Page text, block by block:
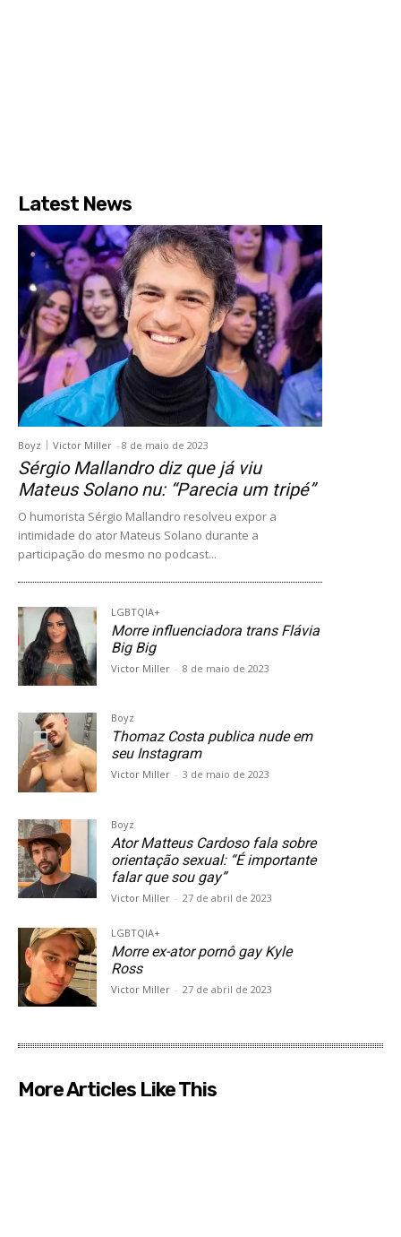
Latest News
Boyz Victor Miller - 8 de maio de 2023
Sérgio Mallandro diz que já viu
Mateus Solano nu: “Parecia um tripé”
O humorista Sérgio Mallandro resolveu expor a
intimidade do ator Mateus Solano durante a
participação do mesmo no podcast...
LGBTQIA+
Morre influenciadora trans Flávia
Big Big
Victor Miller - 8 de maio de 2023
Boyz
Thomaz Costa publica nude em
seu Instagram
Victor Miller - 3 de maio de 2023
Boyz
Ator Matteus Cardoso fala sobre
orientação sexual: “É importante
falar que sou gay”
Victor Miller - 27 de abril de 2023
LGBTQIA+
Morre ex-ator pornô gay Kyle
Ross
Victor Miller - 27 de abril de 2023
More Articles Like This